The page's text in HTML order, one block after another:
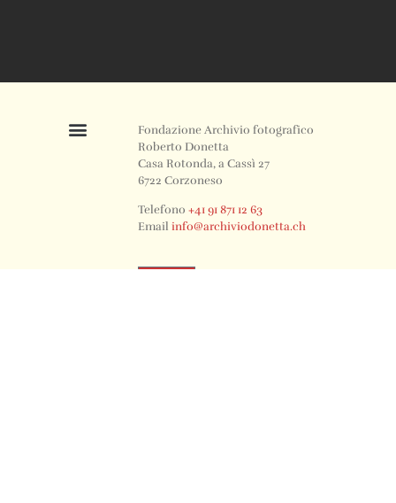
Fondazione Archivio fotografico
Roberto Donetta
Casa Rotonda, a Cassì 27
6722 Corzoneso
Telefono+41 91 871 12 63
Emailinfo@archiviodonetta.ch